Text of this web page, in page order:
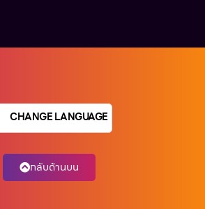
CHANGE LANGUAGE
กลับด้านบน